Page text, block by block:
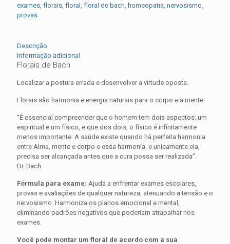
exames, florais, floral , floral de bach, homeopatia, nervosismo,
provas
Descrição
Informação adicional
Florais de Bach
Localizar a postura errada e desenvolver a virtude oposta.
Florais são harmonia e energia naturais para o corpo e a mente.
“É essencial compreender que o homem tem dois aspectos: um
espiritual e um físico, e que dos dois, o físico é infinitamente
menos importante. A saúde existe quando há perfeita harmonia
entre Alma, mente e corpo e essa harmonia, e unicamente ela,
precisa ser alcançada antes que a cura possa ser realizada”.
Dr. Bach
Fórmula para exame: Ajuda a enfrentar exames escolares,
provas e avaliações de qualquer natureza, atenuando a tensão e o
nervosismo. Harmoniza os planos emocional e mental,
eliminando padrões negativos que poderiam atrapalhar nos
exames.
Você pode montar um floral de acordo com a sua